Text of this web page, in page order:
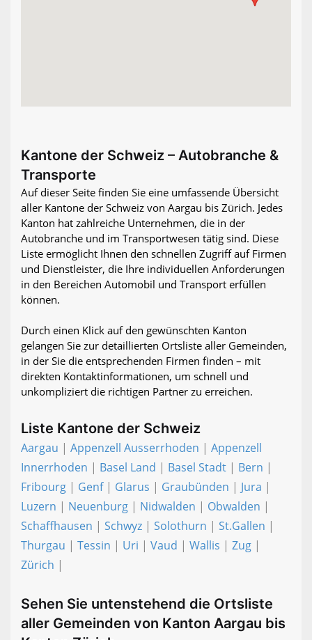
Kantone der Schweiz – Autobranche &
Transporte
Auf dieser Seite finden Sie eine umfassende Übersicht
aller Kantone der Schweiz von Aargau bis Zürich. Jedes
Kanton hat zahlreiche Unternehmen, die in der
Autobranche und im Transportwesen tätig sind. Diese
Liste ermöglicht Ihnen den schnellen Zugriff auf Firmen
und Dienstleister, die Ihre individuellen Anforderungen
in den Bereichen Automobil und Transport erfüllen
können.
Durch einen Klick auf den gewünschten Kanton
gelangen Sie zur detaillierten Ortsliste aller Gemeinden,
in der Sie die entsprechenden Firmen finden – mit
direkten Kontaktinformationen, um schnell und
unkompliziert die richtigen Partner zu erreichen.
Liste Kantone der Schweiz
Aargau | Appenzell Ausserrhoden | Appenzell
Innerrhoden | Basel Land | Basel Stadt | Bern |
Fribourg | Genf| Glarus | Graubünden | Jura |
Luzern | Neuenburg | Nidwalden | Obwalden |
Schaffhausen | Schwyz | Solothurn | St.Gallen |
Thurgau | Tessin | Uri | Vaud | Wallis | Zug |
Zürich |
Sehen Sie untenstehend die Ortsliste
aller Gemeinden von Kanton Aargau bis